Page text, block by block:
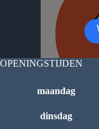
OPENINGSTIJDEN
maandag
dinsdag